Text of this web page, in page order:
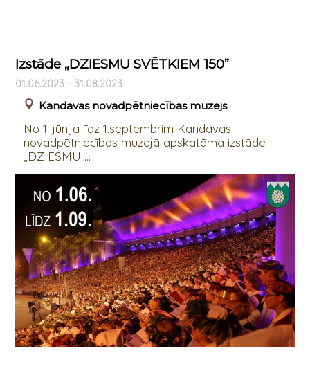
Izstāde „DZIESMU SVĒTKIEM 150”
01.06.2023 - 31.08.2023
Kandavas novadpētniecības muzejs
No 1. jūnija līdz 1.septembrim Kandavas
novadpētniecības muzejā apskatāma izstāde
„DZIESMU ...